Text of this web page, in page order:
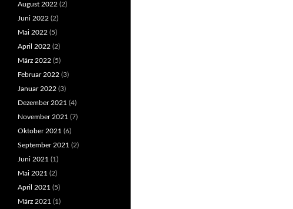
August 2022 (2)
Juni 2022 (2)
Mai 2022 (5)
April 2022 (2)
März 2022 (5)
Februar 2022 (3)
Januar 2022 (3)
Dezember 2021 (4)
November 2021 (7)
Oktober 2021 (6)
September 2021 (2)
Juni 2021 (1)
Mai 2021 (2)
April 2021 (5)
März 2021 (1)